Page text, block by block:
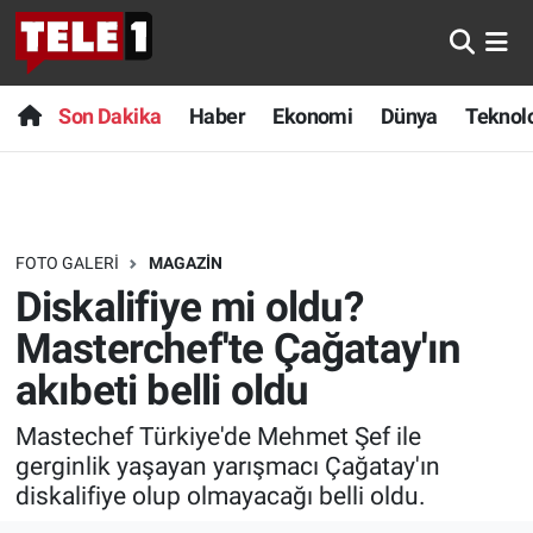
Son Dakika Haber Ekonomi Dünya
FOTO GALERI MAGAZIN
Diskalifiye mi oldu?
Masterchef'te Çağatay'ın
akıbeti belli oldu
Mastechef Türkiye'de Mehmet Şef ile
gerginlik yaşayan yarışmacı Çağatay'ın
diskalifiye olup olmayacağı belli oldu.
Anında Manşet
Başka Sohbetler
Bilim turu
Bilim ve Teknoloji Evreni
Doğa Konuşuyor
Dünya
Ege Saati
Son Dakika
Haber
Dünya
Teknoloji
Sağlık
Spor
Yayın Akışı
Nöbetçi Eczaneler
Hava Durumu
Trafik Durumu
Süper Lig Puan Durumu ve Fikstür
Tüm Manşetler
Son Dakika Haberleri
Haber Arşivi